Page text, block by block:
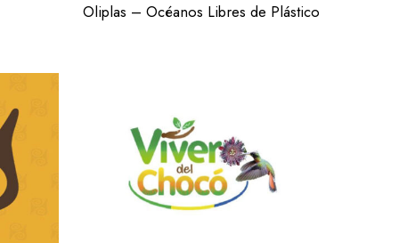
Oliplas – Océanos Libres de Plástico